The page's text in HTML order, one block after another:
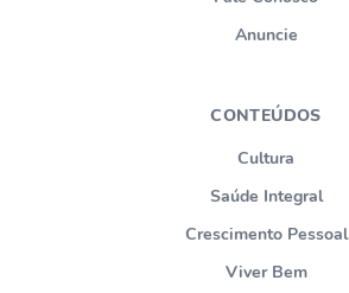
Anuncie
CONTEÚDOS
Cultura
Saúde Integral
Crescimento Pessoal
Viver Bem